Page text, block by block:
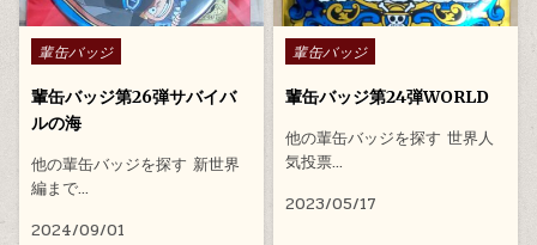
Posted in
輩缶バッジ
輩缶バッジ第26弾サバイバ
ルの海
他の輩缶バッジを探す 新世界
編まで…
2024/09/01
Posted in
輩缶バッジ
輩缶バッジ第24弾WORLD
他の輩缶バッジを探す 世界人
気投票…
2023/05/17